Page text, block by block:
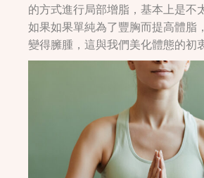
的方式進行局部增脂，基本上是不
如果如果單純為了豐胸而提高體脂
變得臃腫，這與我們美化體態的初